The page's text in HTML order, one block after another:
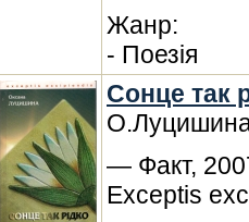
Жанр:
- Поезія
Сонце так
— Факт,
Exceptis